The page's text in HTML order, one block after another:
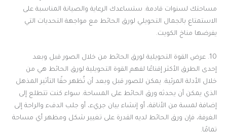
مساحتك لسنوات قادمة. ستساعدك الرعاية والصيانة المناسبة على
الاستمتاع بالجمال التحويلي لورق الحائط مع مواجهة التحديات التي
يفرضها مناخ الكويت.
10. عرض القوة التحويلية لورق الحائط من خلال الصور قبل وبعد
إحدى الطرق الأكثر إقناعًا لفهم القوة التحويلية لورق الحائط هي من
خلال الأدلة المرئية. يمكن للصور قبل وبعد أن تُظهر حقًا التأثير المذهل
الذي يمكن أن يحدثه ورق الحائط على المساحة. سواء كنت تتطلع إلى
إضافة لمسة من الأناقة، أو إنشاء بيان جريء، أو جلب الدفء والراحة إلى
الغرفة، فإن ورق الحائط لديه القدرة على تغيير شكل ومظهر أي مساحة
تمامًا.